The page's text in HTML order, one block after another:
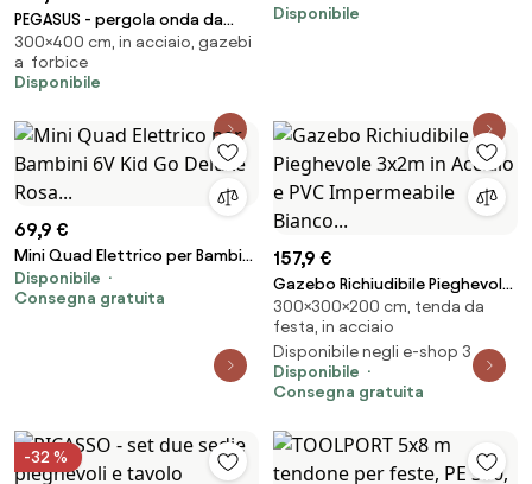
PEGASUS - pergola onda da
giardino addossata in acciaio 3
x 4 m
300×400 cm, in acciaio, gazebi
a forbice
Disponibile
giardino porta attrezzi
Disponibile
69,9 €
Mini Quad Elettrico per Bambini
6V Kid Go Deluxe Rosa...
Disponibile
Consegna gratuita
157,9 €
Gazebo Richiudibile Pieghevole
3x2m in Acciaio e PVC
Impermeabile Bianco...
300×300×200 cm, tenda da
festa, in acciaio
Disponibile negli e-shop 3
Disponibile
Consegna gratuita
-32 %